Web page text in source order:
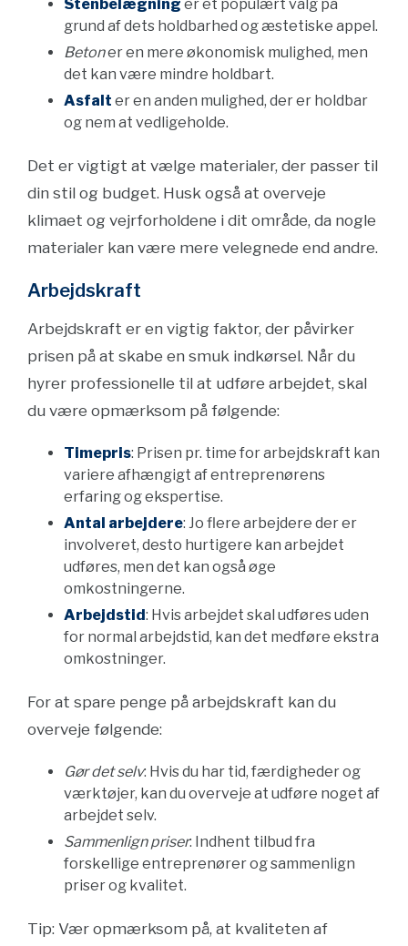
Stenbelægning er et populært valg på
grund af dets holdbarhed og æstetiske appel.
Betoner en mere økonomisk mulighed, men
det kan være mindre holdbart.
Asfalt er en anden mulighed, der er holdbar
og nem at vedligeholde.
Det er vigtigt at vælge materialer, der passer til
din stil og budget. Husk også at overveje
klimaet og vejrforholdene i dit område, da nogle
materialer kan være mere velegnede end andre.
Arbejdskraft
Arbejdskraft er en vigtig faktor, der påvirker
prisen på at skabe en smuk indkørsel. Når du
hyrer professionelle til at udføre arbejdet, skal
du være opmærksom på følgende:
Timepris: Prisen pr. time for arbejdskraft kan
variere afhængigt af entreprenørens
erfaring og ekspertise.
Antal arbejdere: Jo flere arbejdere der er
involveret, desto hurtigere kan arbejdet
udføres, men det kan også øge
omkostningerne.
Arbejdstid: Hvis arbejdet skal udføres uden
for normal arbejdstid, kan det medføre ekstra
omkostninger.
For at spare penge på arbejdskraft kan du
overveje følgende:
Gør det selv: Hvis du har tid, færdigheder og
værktøjer, kan du overveje at udføre noget af
arbejdet selv.
Sammenlign priser: Indhent tilbud fra
forskellige entreprenører og sammenlign
priser og kvalitet.
Tip: Vær opmærksom på, at kvaliteten af